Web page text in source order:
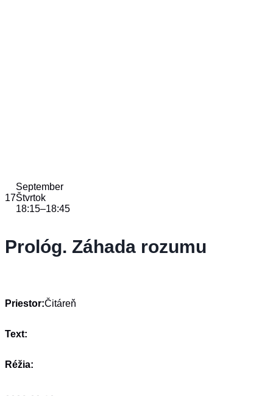
17
September
Štvrtok
18:15–18:45
Prológ. Záhada rozumu
Priestor:Čitáreň
Text:
Réžia: